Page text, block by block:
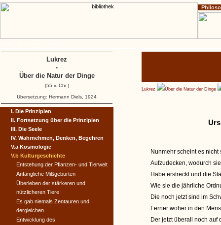
Lukrez Über die Natur der Dinge
Nunmehr scheint es
Aufzudecken, wodurch
Habe erstreckt und die
Wie sie die jährliche
Die noch jetzt sind im
Ferner woher in den
Der jetzt überall noch auf
I. Die Prinzipien
II. Fortsetzung über die Prinzipien
III. Die Seele
IV. Wahrnehmen, Denken, Begehren
V.a Kosmologie
V.b Kulturgeschichte
Entstehung der Pflanzen- und Tierwelt
Anfängliche Mißgeburten
Überleben der stärkeren und
nützlicheren Tiere
Es gab niemals Zentauren und
dergleichen
Entwicklung des
Lukrez
-
Über die Natur der Dinge
(55 v. Chr.)
Übersetzung: Hermann Diels, 1924